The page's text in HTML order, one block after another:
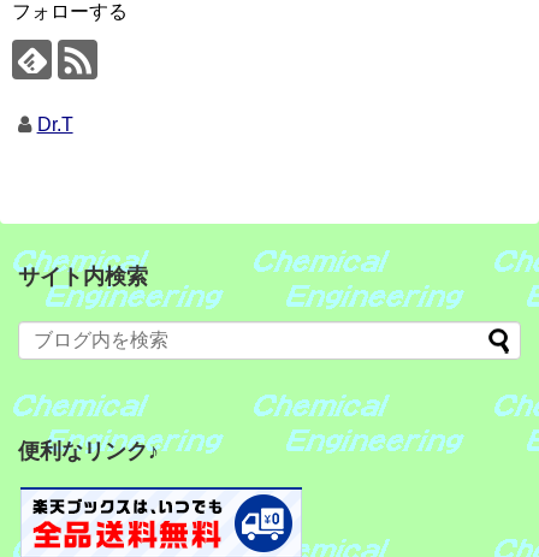
フォローする
Dr.T
サイト内検索
便利なリンク♪